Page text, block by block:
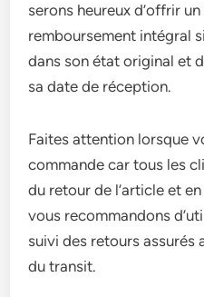
serons heureux d’offrir
remboursement intégral
dans son état original et
sa date de réception.
Faites attention lorsque
commande car tous les
du retour de l’article et
vous recommandons
suivi des retours assurés
du transit.